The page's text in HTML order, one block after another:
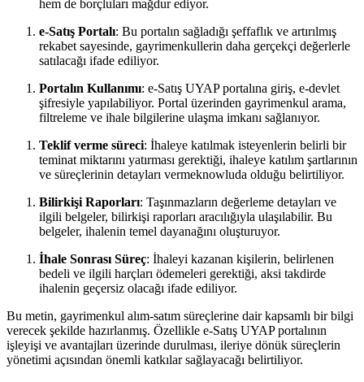
hem de borçluları mağdur ediyor.
e-Satış Portalı: Bu portalın sağladığı şeffaflık ve artırılmış
rekabet sayesinde, gayrimenkullerin⁤ daha gerçekçi değerlerle
satılacağı ifade ediliyor.
Portalın Kullanımı: e-Satış UYAP portalına giriş, e-devlet
şifresiyle yapılabiliyor. Portal üzerinden gayrimenkul arama,
filtreleme ve⁤ ihale⁢ bilgilerine ulaşma imkanı sağlanıyor.
Teklif ‍verme süreci: İhaleye katılmak isteyenlerin belirli bir
teminat miktarını‍ yatırması gerektiği, ihaleye katılım şartlarının
ve süreçlerinin detayları vermeknowluda⁢ olduğu belirtiliyor.
Bilirkişi Raporları: Taşınmazların değerleme detayları ve
ilgili belgeler,‌ bilirkişi raporları aracılığıyla ulaşılabilir. Bu
belgeler, ihalenin temel dayanağını oluşturuyor.
İhale Sonrası Süreç: İhaleyi kazanan kişilerin, belirlenen
bedeli ve ilgili harçları ​ödemeleri gerektiği, aksi takdirde
ihalenin geçersiz olacağı ‍ifade ediliyor.
Bu⁤ metin, gayrimenkul alım-satım süreçlerine dair kapsamlı bir bilgi
verecek şekilde⁣ hazırlanmış. Özellikle e-Satış UYAP portalının
işleyişi ve avantajları üzerinde durulması, ileriye dönük süreçlerin‌
yönetimi‌ açısından önemli katkılar⁤ sağlayacağı belirtiliyor.